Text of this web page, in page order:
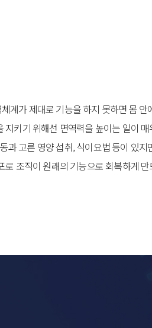
계가 제대로 기능을 하지 못하면 몸
키기 위해선 면역력을 높이는 일이
과 고른 영양 섭취, 식이요법 등이 있
조직이 원래의 기능으로 회복하게